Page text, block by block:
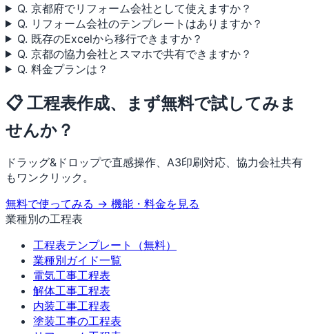
Q. 京都府でリフォーム会社として使えますか？
Q. リフォーム会社のテンプレートはありますか？
Q. 既存のExcelから移行できますか？
Q. 京都の協力会社とスマホで共有できますか？
Q. 料金プランは？
📋 工程表作成、まず無料で試してみま
せんか？
ドラッグ&ドロップで直感操作、A3印刷対応、協力会社共有
もワンクリック。
無料で使ってみる → 機能・料金を見る
業種別の工程表
工程表テンプレート（無料）
業種別ガイド一覧
電気工事工程表
解体工事工程表
内装工事工程表
塗装工事の工程表